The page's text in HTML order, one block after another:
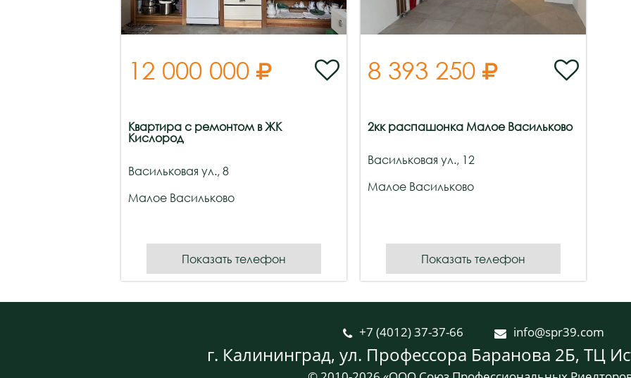
12 000 000  
Квартира с ремонтом в ЖК
Кислород
Васильковая ул., 8
Малое Васильково
Показать телефон
8 393 250  
2кк распашонка Малое Васильково
Васильковая ул., 12
Малое Васильково
Показать телефон
 +7 (4012) 37-37-66  info@spr39.com
г. Калининград, ул. Профессора Баранова 2Б, ТЦ